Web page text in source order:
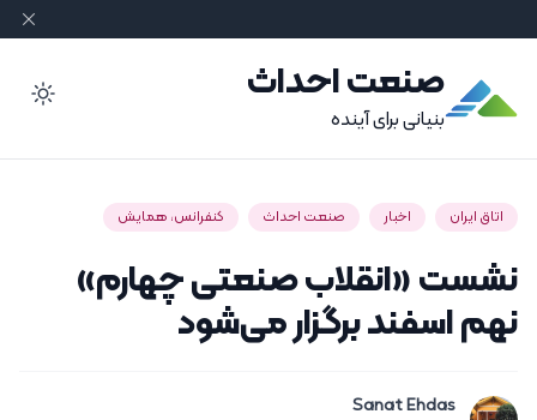
صنعت احداث
بنیانی برای آینده
اتاق ایران اخبار صنعت احداث کنفرانس، همایش
نشست «انقلاب صنعتی چهارم»
نهم اسفند برگزار می‌شود
Sanat Ehdas